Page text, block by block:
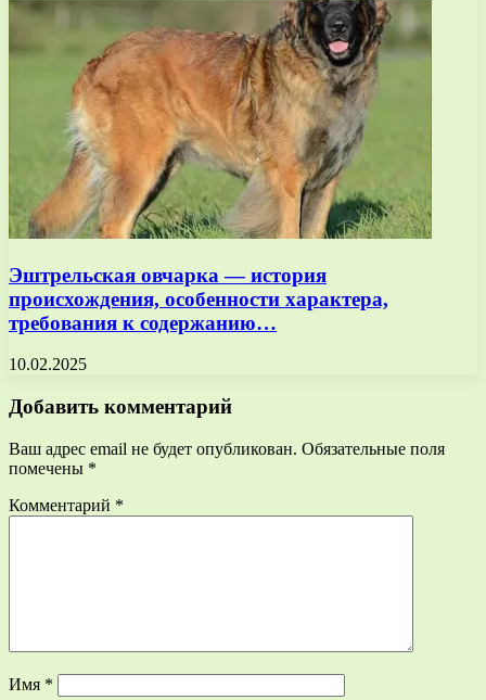
Эштрельская овчарка — история
происхождения, особенности характера,
требования к содержанию…
10.02.2025
Добавить комментарий
Ваш адрес email не будет опубликован. Обязательные поля
помечены *
Комментарий *
Имя *